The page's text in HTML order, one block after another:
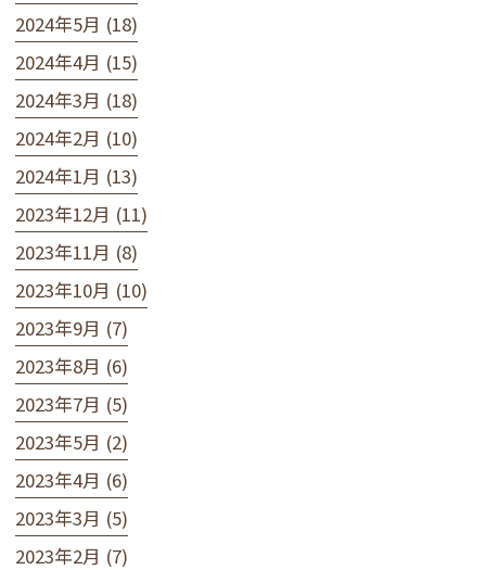
2024年5月 (18)
2024年4月 (15)
2024年3月 (18)
2024年2月 (10)
2024年1月 (13)
2023年12月 (11)
2023年11月 (8)
2023年10月 (10)
2023年9月 (7)
2023年8月 (6)
2023年7月 (5)
2023年5月 (2)
2023年4月 (6)
2023年3月 (5)
2023年2月 (7)